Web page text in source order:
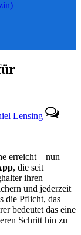
Lensing
erreicht – nun
, die seit
ihren
und jederzeit
die Pflicht, das
bedeutet das eine
Schritt hin zu